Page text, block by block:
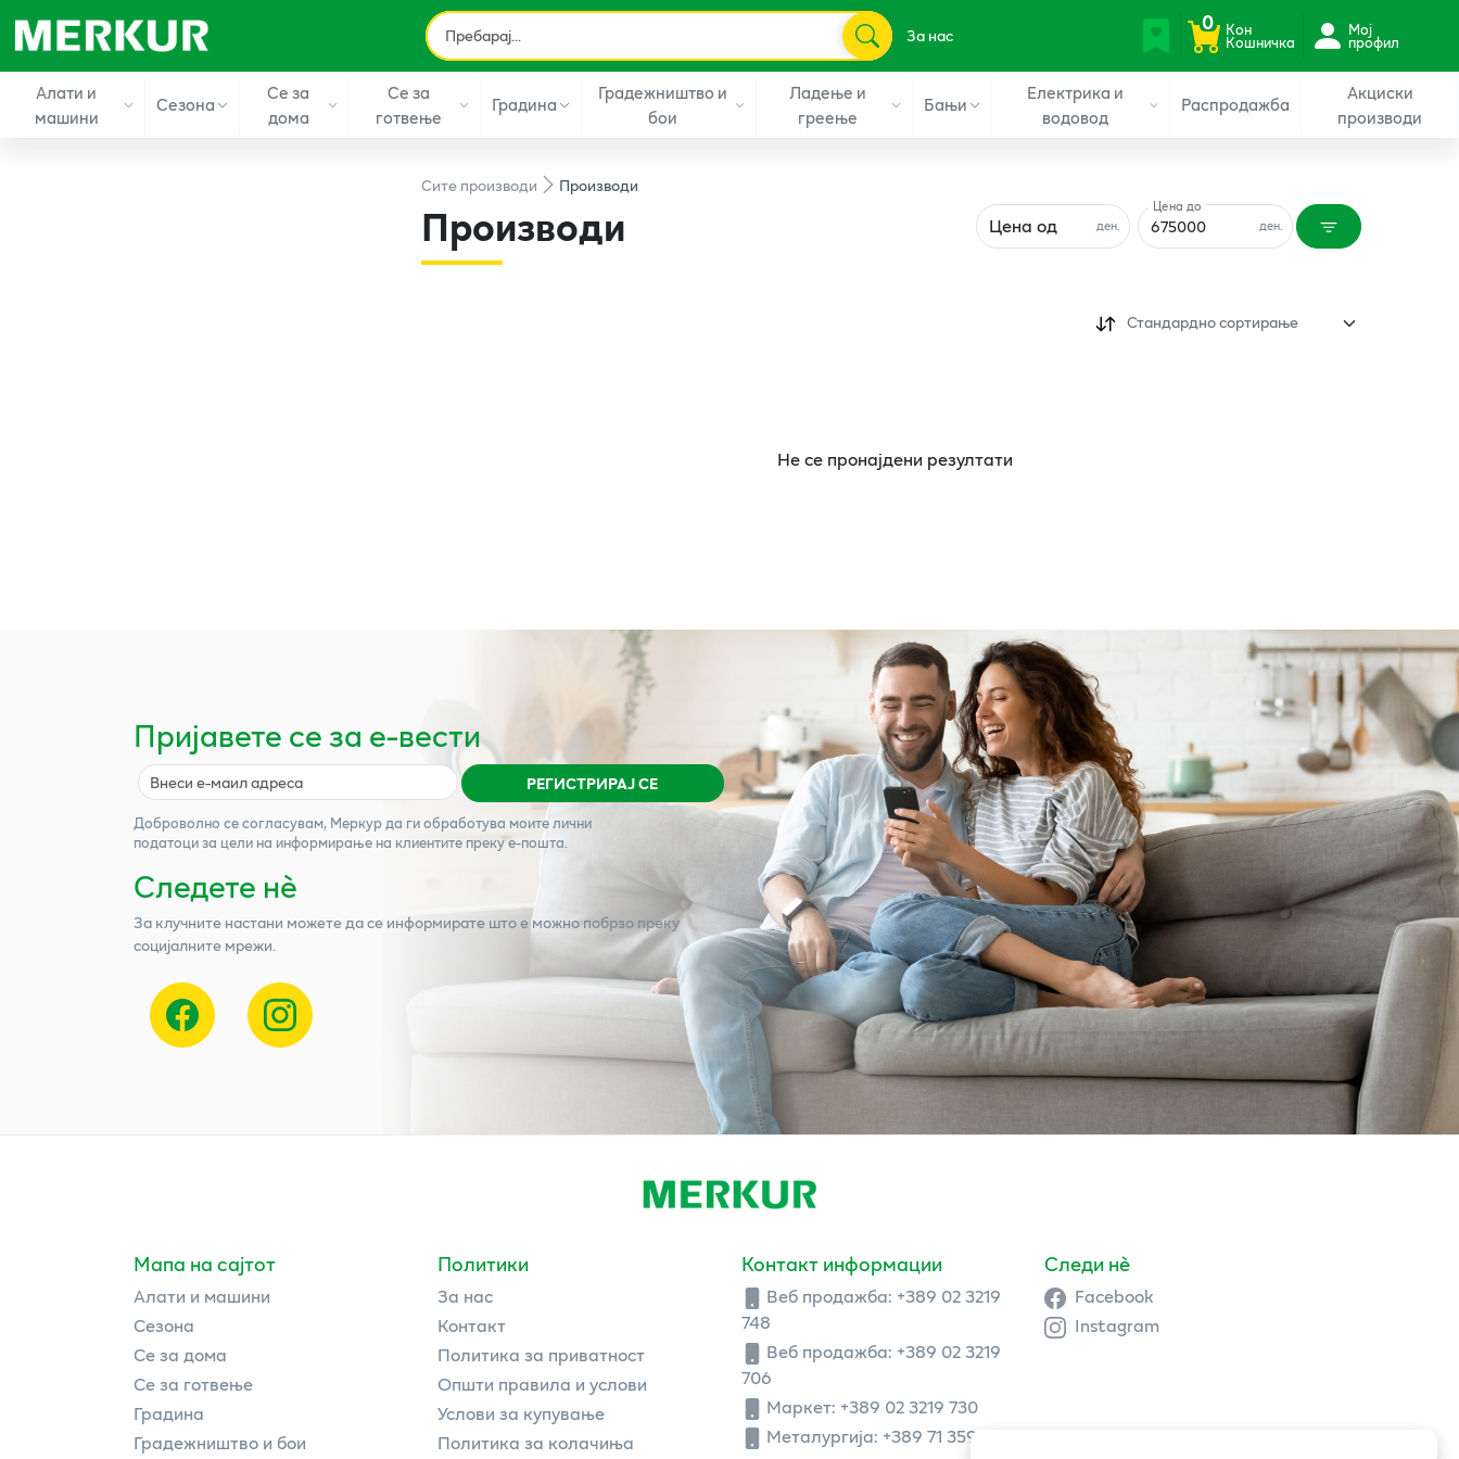
За нас 0 Кон
Кошничка
Мој
профил
Алати и
машини
Сезона
Се за
дома
Се за
готвење
Градина
Градежништво и
бои
Ладење и
греење
Бањи
Електрика и
водовод
Распродажба
Акциски
производи
Ситепроизводи Производи
Производи ден.
Цена од ден.
Цена до
Стандардно сортирање
Не се пронајдени резултати
Пријавете се за е-вести
РЕГИСТРИРАЈ СЕ
Доброволно се согласувам, Меркурда ги обработува моите лични
податоци за цели на информирање на клиентите преку е-пошта.
Следете нѐ
За клучните настани можете да се информирате што е можно побрзо преку
социјалните мрежи.
Мапа на сајтот
Алати и машини
Сезона
Се за дома
Се за готвење
Градина
Градежништво и бои
Политики
За нас
Контакт
Политика за приватност
Општи правила и услови
Услови за купување
Политика за колачиња
Контакт информации
Веб продажба: +389 02 3219
748
Веб продажба: +389 02 3219
706
Маркет: +389 02 3219 730
Металургија: +389 71 359 504
Следи нè
Facebook
Instagram